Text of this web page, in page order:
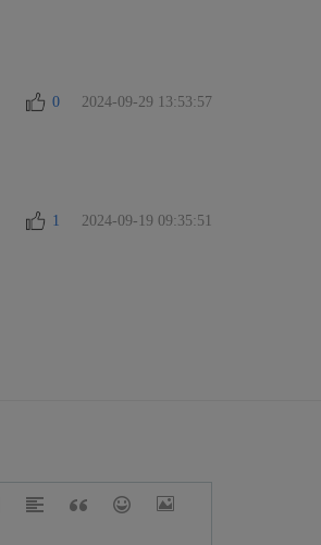
0 2024-09-29 13:53:57
1 2024-09-19 09:35:51